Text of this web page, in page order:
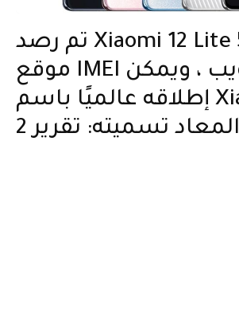
تم رصد Xiaomi 12 Lite 5G NE على
موقع IMEI على الويب ، ويمكن
إطلاقه عالميًا باسم Xiaomi Civi
2 المعاد تسميته: تقرير